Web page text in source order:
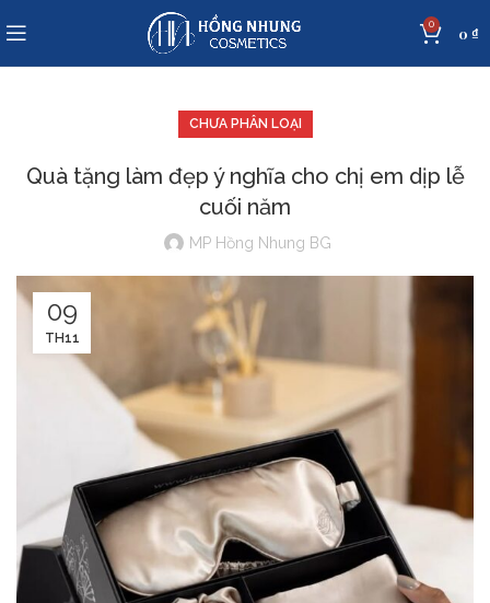
0 0 ₫
CHƯA PHÂN LOẠI
Quà tặng làm đẹp ý nghĩa cho chị em dịp lễ
cuối năm
MP Hồng Nhung BG
09
TH11